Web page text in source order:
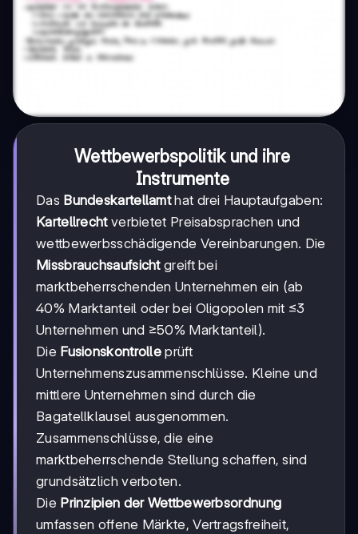
Wettbewerbspolitik und ihre
Instrumente
Das Bundeskartellamthat drei Hauptaufgaben:
Kartellrechtverbietet Preisabsprachen und
wettbewerbsschädigende Vereinbarungen. Die
Missbrauchsaufsichtgreift bei
marktbeherrschenden Unternehmen ein (ab
40% Marktanteil oder bei Oligopolen mit ≤3
Unternehmen und ≥50% Marktanteil).
Die Fusionskontrolle prüft
Unternehmenszusammenschlüsse. Kleine und
mittlere Unternehmen sind durch die
Bagatellklausel ausgenommen.
Zusammenschlüsse, die eine
marktbeherrschende Stellung schaffen, sind
grundsätzlich verboten.
Die Prinzipien der Wettbewerbsordnung
umfassen offene Märkte, Vertragsfreiheit,